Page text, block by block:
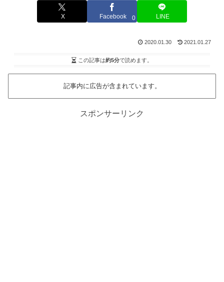
X Facebook 0 LINE
2020.01.30 2021.01.27
この記事は約5分で読めます。
記事内に広告が含まれています。
スポンサーリンク